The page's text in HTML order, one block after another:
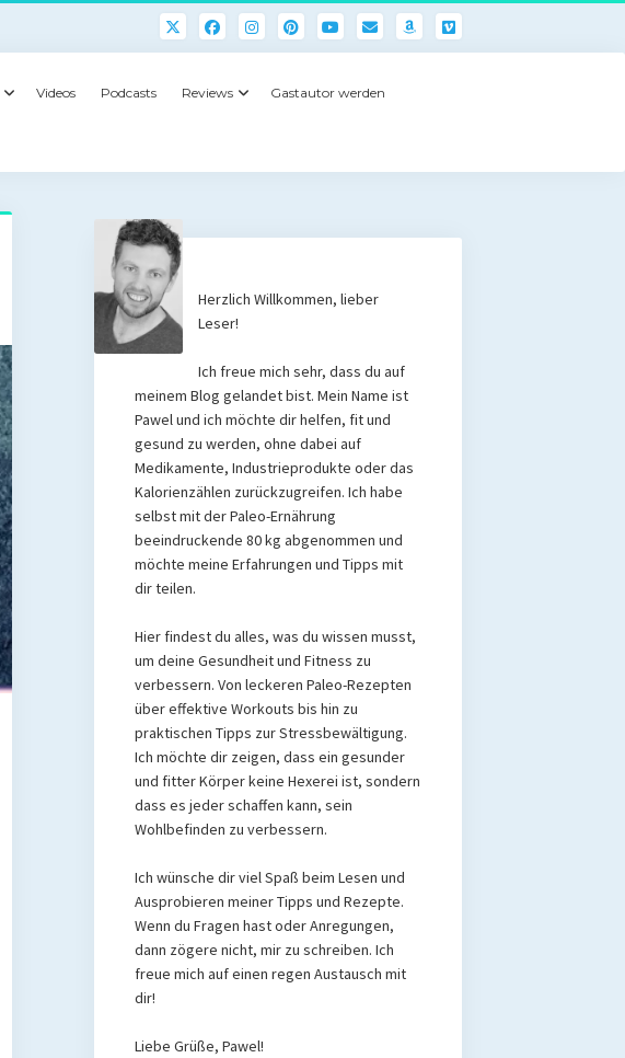
Videos Podcasts Reviews Gastautor werden
Herzlich Willkommen, lieber
Leser!
Ich freue mich sehr, dass du auf
meinem Blog gelandet bist. Mein Name ist
Pawel und ich möchte dir helfen, fit und
gesund zu werden, ohne dabei auf
Medikamente, Industrieprodukte oder das
Kalorienzählen zurückzugreifen. Ich habe
selbst mit der Paleo-Ernährung
beeindruckende 80 kg abgenommen und
möchte meine Erfahrungen und Tipps mit
dir teilen.
Hier findest du alles, was du wissen musst,
um deine Gesundheit und Fitness zu
verbessern. Von leckeren Paleo-Rezepten
über effektive Workouts bis hin zu
praktischen Tipps zur Stressbewältigung.
Ich möchte dir zeigen, dass ein gesunder
und fitter Körper keine Hexerei ist, sondern
dass es jeder schaffen kann, sein
Wohlbefinden zu verbessern.
Ich wünsche dir viel Spaß beim Lesen und
Ausprobieren meiner Tipps und Rezepte.
Wenn du Fragen hast oder Anregungen,
dann zögere nicht, mir zu schreiben. Ich
freue mich auf einen regen Austausch mit
dir!
Liebe Grüße, Pawel!